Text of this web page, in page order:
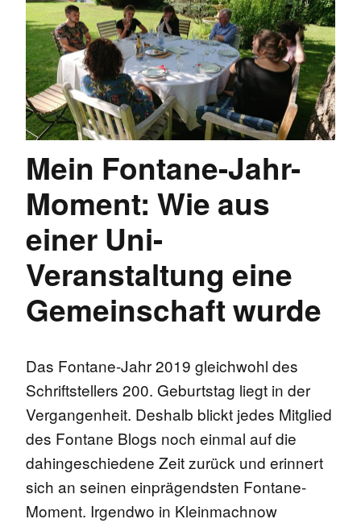
Mein Fontane-Jahr-
Moment: Wie aus
einer Uni-
Veranstaltung eine
Gemeinschaft wurde
Das Fontane-Jahr 2019 gleichwohl des
Schriftstellers 200. Geburtstag liegt in der
Vergangenheit. Deshalb blickt jedes Mitglied
des Fontane Blogs noch einmal auf die
dahingeschiedene Zeit zurück und erinnert
sich an seinen einprägendsten Fontane-
Moment. Irgendwo in Kleinmachnow